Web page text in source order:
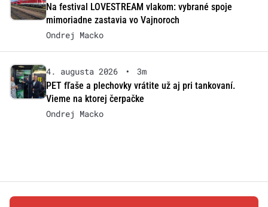
Na festival LOVESTREAM vlakom: vybrané spoje
mimoriadne zastavia vo Vajnoroch
Ondrej Macko
4. augusta 2026 •
3m
PET fľaše a plechovky vrátite už aj pri tankovaní.
Vieme na ktorej čerpačke
Ondrej Macko